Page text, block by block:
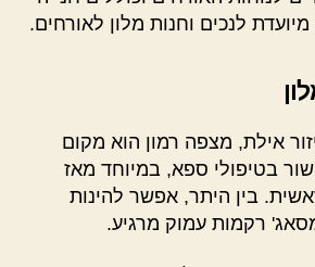
לנכים וחנות מלון לאורחים.
אילת, מצפה רמון הוא מקום
בטיפולי ספא, במיוחד מאז
בין היתר, אפשר להינות
רקמות עמוק מרגיע.